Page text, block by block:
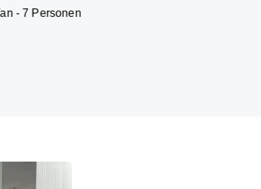
SUV - 3